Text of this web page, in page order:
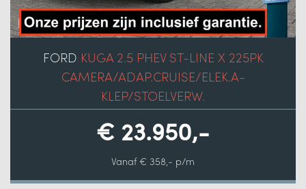
FORD KUGA 2.5 PHEV ST-LINE X 225PK
CAMERA/ADAP.CRUISE/ELEK.A-
KLEP/STOELVERW.
€ 23.950,-
Vanaf € 358,- p/m